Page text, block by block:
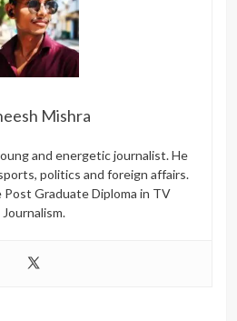
Mishra
and energetic journalist. He
politics and foreign affairs.
Post Graduate Diploma in TV
Journalism.